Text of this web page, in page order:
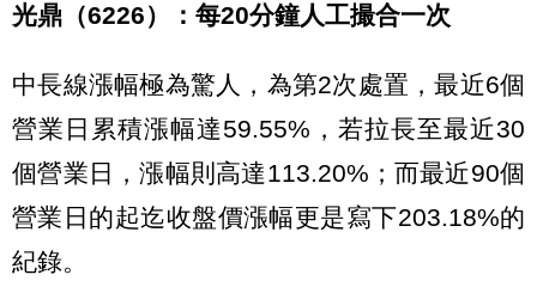
光鼎（6226）：每20分鐘人工撮合一次
中長線漲幅極為驚人，為第2次處置，最近6個
營業日累積漲幅達59.55%，若拉長至最近30
個營業日，漲幅則高達113.20%；而最近90個
營業日的起迄收盤價漲幅更是寫下203.18%的
紀錄。